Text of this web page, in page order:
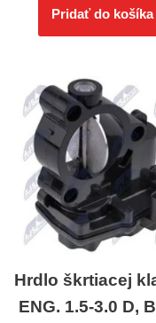
Pridať do košíka
Hrdlo škrtiacej
ENG. 1.5-3.0 D,